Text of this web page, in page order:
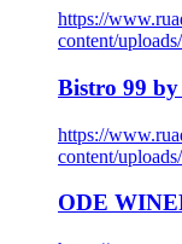
https://
content/
Bistro 99
https://
content/
ODE